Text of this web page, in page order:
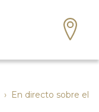
› En directo sobre el